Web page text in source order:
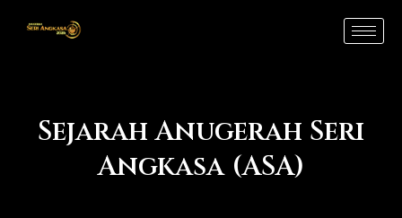
Sejarah Anugerah Seri
Angkasa (ASA)